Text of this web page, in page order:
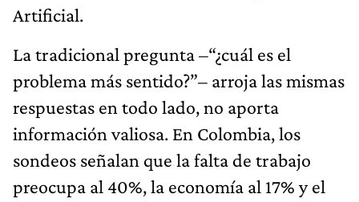
Artificial.
La tradicional pregunta –“¿cuál es el
problema más sentido?”– arroja las mismas
respuestas en todo lado, no aporta
información valiosa. En Colombia, los
sondeos señalan que la falta de trabajo
preocupa al 40%, la economía al 17% y el